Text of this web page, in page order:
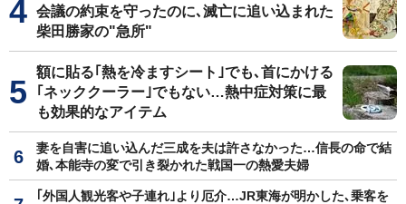
会議の約束を守ったのに､滅亡に追い込まれた
柴田勝家の"急所"
額に貼る｢熱を冷ますシート｣でも､首にかける
｢ネッククーラー｣でもない…熱中症対策に最
も効果的なアイテム
妻を自害に追い込んだ三成を夫は許さなかった…信長の命で結
婚､本能寺の変で引き裂かれた戦国一の熱愛夫婦
｢外国人観光客や子連れ｣より厄介…JR東海が明かした､乗客を